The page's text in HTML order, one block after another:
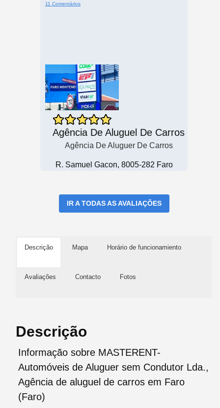
11 Comentários
Agência De Aluguel De Carros
Agência De Aluguer De Carros
R. Samuel Gacon, 8005-282 Faro
IR A TODAS AS AVALIAÇÕES
Descrição Mapa Horário de funcionamiento
Avaliações Contacto Fotos
Descrição
Informação sobre MASTERENT-
Automóveis de Aluguer sem Condutor Lda.,
Agência de aluguel de carros em Faro
(Faro)